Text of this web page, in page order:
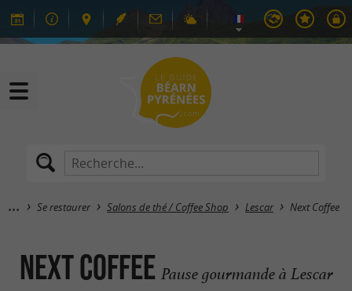
Se restaurer Salons de thé / Coffee Shop Lescar Next Coffee
Next Coffee Pause gourmande à Lescar